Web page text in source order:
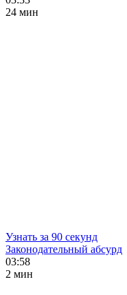
24 мин
Узнать за 90 секунд
Законодательный абсурд
03:58
2 мин